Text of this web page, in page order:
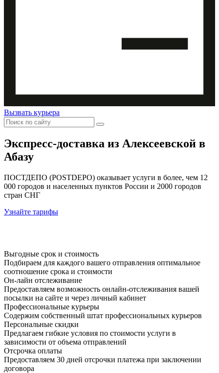
Вызвать курьера
Экспресс-доставка из Алексеевской в
Абазу
ПОСТДЕПО (POSTDEPO) оказывает услуги в более, чем 12
000 городов и населенных пунктов России и 2000 городов
стран СНГ
Узнайте тарифы
Выгодные срок и стоимость
Подбираем для каждого вашего отправления оптимальное
соотношение срока и стоимости
Он-лайн отслеживание
Предоставляем возможность онлайн-отслеживания вашей
посылки на сайте и через личный кабинет
Профессиональные курьеры
Содержим собственный штат профессиональных курьеров
Персональные скидки
Предлагаем гибкие условия по стоимости услуги в
зависимости от объема отправлений
Отсрочка оплаты
Предоставляем 30 дней отсрочки платежа при заключении
договора